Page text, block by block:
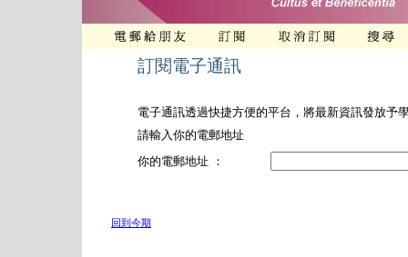
訂閱電子通訊
電子通訊透過快捷方便的平台，將最新資訊發放予
請輸入你的電郵地址
你的電郵地址 ：
回到今期